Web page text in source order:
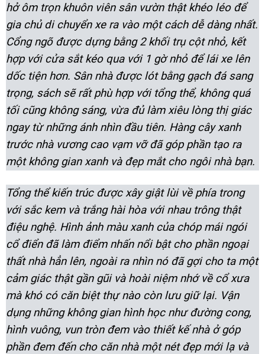
hở ôm trọn khuôn viên sân vườn thật khéo léo để
gia chủ di chuyển xe ra vào một cách dễ dàng nhất.
Cổng ngõ được dựng bằng 2 khối trụ cột nhỏ, kết
hợp với cửa sắt kéo qua với 1 gờ nhỏ để lái xe lên
dốc tiện hơn. Sân nhà được lót bằng gạch đá sang
trọng, sách sẽ rất phù hợp với tổng thể, không quá
tối cũng không sáng, vừa đủ làm xiêu lòng thị giác
ngay từ những ánh nhìn đầu tiên. Hàng cây xanh
trước nhà vương cao vạm vỡ đã góp phần tạo ra
một không gian xanh và đẹp mắt cho ngôi nhà bạn.
Tổng thể kiến trúc được xây giật lùi về phía trong
với sắc kem và trắng hài hòa với nhau trông thật
điệu nghệ. Hình ảnh màu xanh của chóp mái ngói
cổ điển đã làm điểm nhấn nổi bật cho phần ngoại
thất nhà hẳn lên, ngoài ra nhìn nó đã gợi cho ta một
cảm giác thật gần gũi và hoài niệm nhớ về cổ xưa
mà khó có căn biệt thự nào còn lưu giữ lại. Vận
dụng những không gian hình học như đường cong,
hình vuông, vun tròn đem vào thiết kế nhà ở góp
phần đem đến cho căn nhà một nét đẹp mới lạ và